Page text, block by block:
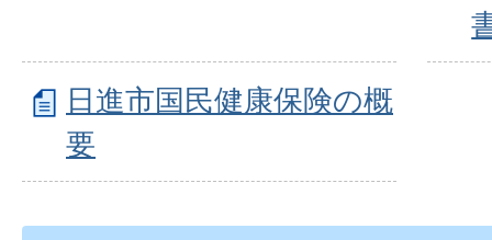
日進市国民健康保険の概
要